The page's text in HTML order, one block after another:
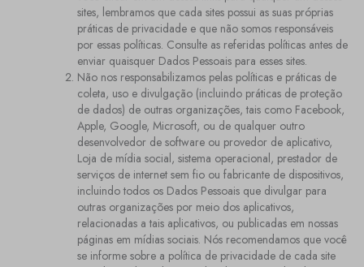
sites, lembramos que cada sites possui as suas próprias
práticas de privacidade e que não somos responsáveis
por essas políticas. Consulte as referidas políticas antes de
enviar quaisquer Dados Pessoais para esses sites.
Não nos responsabilizamos pelas políticas e práticas de
coleta, uso e divulgação (incluindo práticas de proteção
de dados) de outras organizações, tais como Facebook,
Apple, Google, Microsoft, ou de qualquer outro
desenvolvedor de software ou provedor de aplicativo,
Loja de mídia social, sistema operacional, prestador de
serviços de internet sem fio ou fabricante de dispositivos,
incluindo todos os Dados Pessoais que divulgar para
outras organizações por meio dos aplicativos,
relacionadas a tais aplicativos, ou publicadas em nossas
páginas em mídias sociais. Nós recomendamos que você
se informe sobre a política de privacidade de cada site